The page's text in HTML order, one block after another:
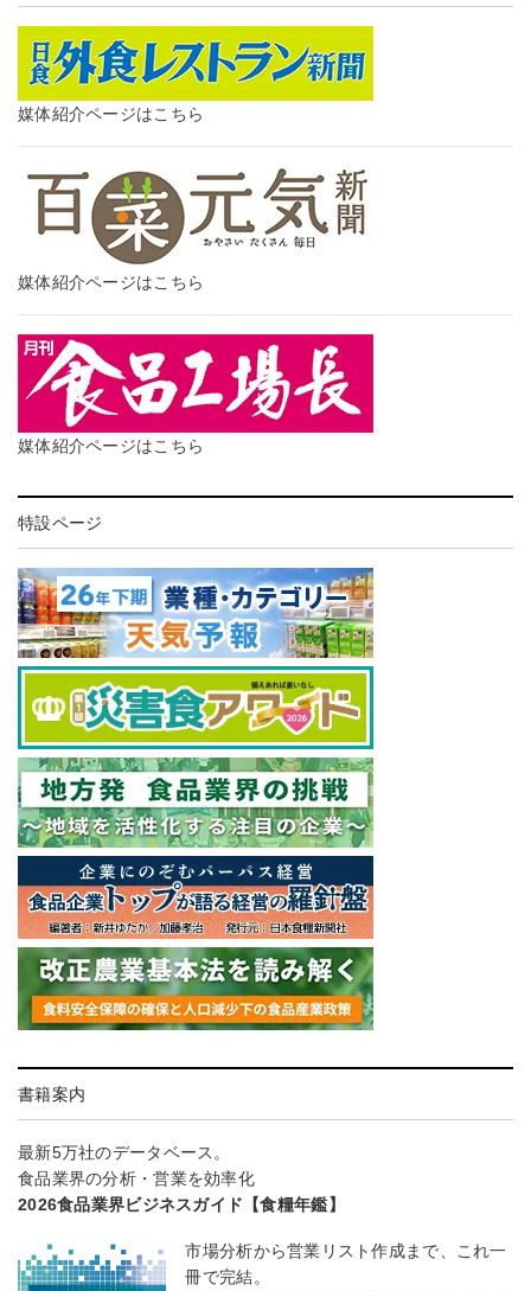
媒体紹介ページはこちら
媒体紹介ページはこちら
媒体紹介ページはこちら
特設ページ
書籍案内
最新5万社のデータベース。
食品業界の分析・営業を効率化
2026食品業界ビジネスガイド【食糧年鑑】
市場分析から営業リスト作成まで、これ一
冊で完結。